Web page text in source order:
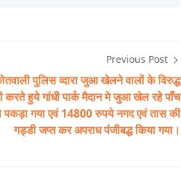
Previous Post
पुलिस व्दारा जुआ खेलने वालों के विरुद्ध
करते हुये गांधी पार्क मैदान मे जुआ खेल रहे पाँच
पकड़ा गया एवं 14800 रुपये नगद एवं तास की
गड्डी जप्त कर अपराध पंजीबद्ध किया गया।